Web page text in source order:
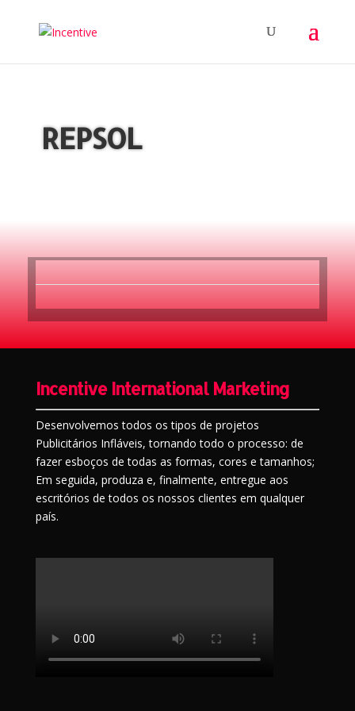
REPSOL
Incentive International Marketing
Desenvolvemos todos os tipos de projetos
Publicitários Infláveis, tornando todo o processo: de
fazer esboços de todas as formas, cores e tamanhos;
Em seguida, produza e, finalmente, entregue aos
escritórios de todos os nossos clientes em qualquer
país.